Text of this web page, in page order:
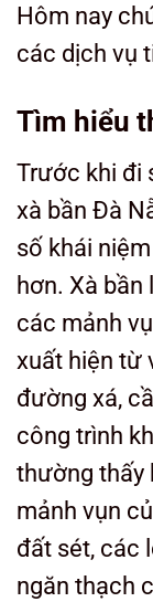
Hôm nay
các dịch vụ
Tìm hiểu
Trước khi đi
xà bần Đà
số khái
hơn. Xà
các mảnh
xuất hiện từ
đường xá,
công trình
thường thấy
mảnh vụn
đất sét, các
ngăn thạch